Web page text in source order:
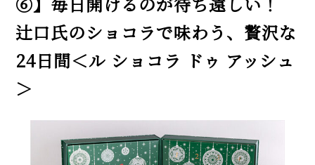
辻口氏のショコラで味わう、贅沢な
24日間＜ル ショコラ ドゥ アッシュ
＞